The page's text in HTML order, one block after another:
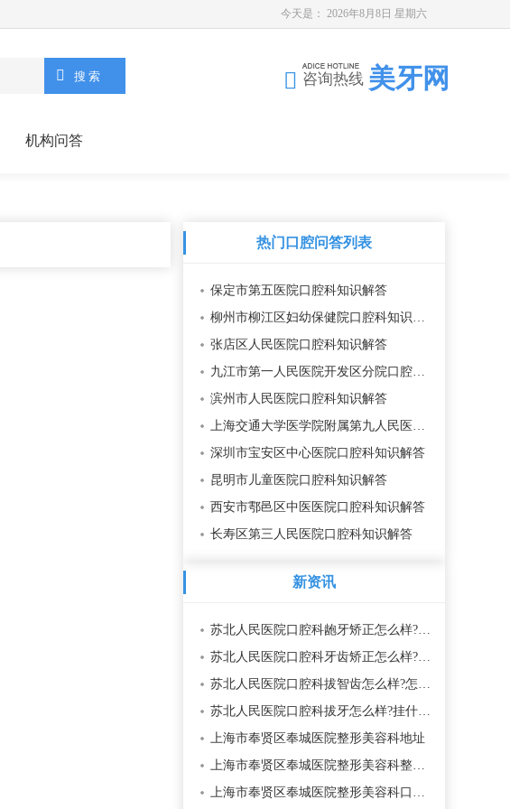
今天是： 2026年8月8日 星期六
咨询热线 美牙网
机构问答
热门口腔问答列表
保定市第五医院口腔科知识解答
柳州市柳江区妇幼保健院口腔科知识解答
张店区人民医院口腔科知识解答
九江市第一人民医院开发区分院口腔科知识解答
滨州市人民医院口腔科知识解答
上海交通大学医学院附属第九人民医院北部院区口腔科知识解答
深圳市宝安区中心医院口腔科知识解答
昆明市儿童医院口腔科知识解答
西安市鄠邑区中医医院口腔科知识解答
长寿区第三人民医院口腔科知识解答
新资讯
苏北人民医院口腔科龅牙矫正怎么样?费用表一览价格5000元起
苏北人民医院口腔科牙齿矫正怎么样?贵不贵？一般8800元起
苏北人民医院口腔科拔智齿怎么样?怎么收费的大概300元起
苏北人民医院口腔科拔牙怎么样?挂什么科
上海市奉贤区奉城医院整形美容科地址
上海市奉贤区奉城医院整形美容科整形资讯
上海市奉贤区奉城医院整形美容科口碑评价